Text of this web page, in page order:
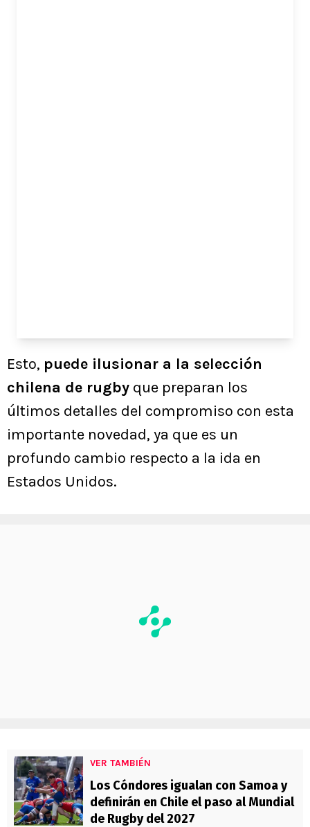
Esto, puede ilusionar a la selección
chilena de rugby que preparan los
últimos detalles del compromiso con esta
importante novedad, ya que es un
profundo cambio respecto a la ida en
Estados Unidos.
VER TAMBIÉN
Los Cóndores igualan con Samoa y
definirán en Chile el paso al Mundial
de Rugby del 2027